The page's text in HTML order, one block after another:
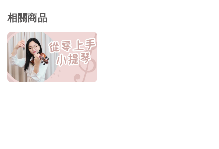
相關商品